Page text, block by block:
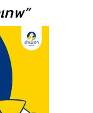
ทพ”